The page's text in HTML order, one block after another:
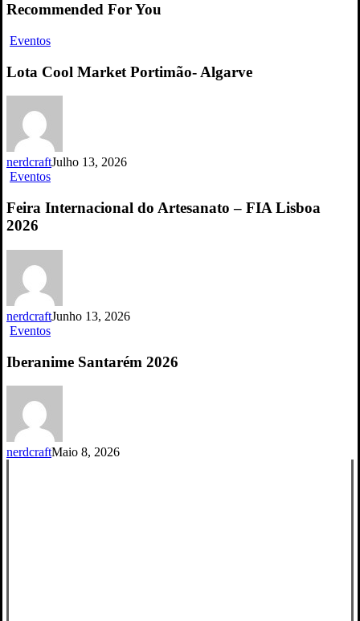
Recommended For You
EventosLota
Market
Algarve
Lota Cool Market Portimão- Algarve
nerdcraftJulho 13, 2026
EventosFeira
do
FIA
Feira Internacional do Artesanato – FIA Lisboa
2026
nerdcraftJunho 13, 2026
EventosIberanime
2026
Iberanime Santarém 2026
nerdcraftMaio 8, 2026